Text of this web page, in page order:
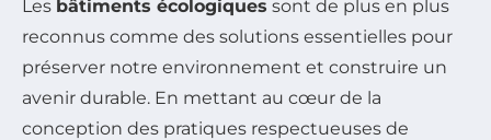
Les bâtiments écologiques sont de plus en plus
reconnus comme des solutions essentielles pour
préserver notre environnement et construire un
avenir durable. En mettant au cœur de la
conception des pratiques respectueuses de